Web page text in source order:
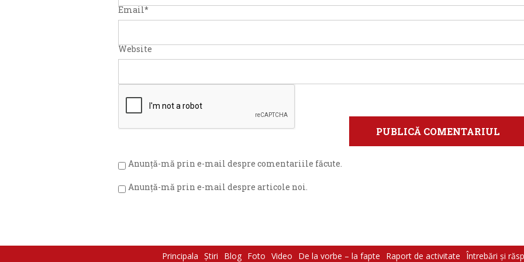
Email*
Website
Anunță-mă prin e-mail despre comentariile făcute.
Anunță-mă prin e-mail despre articole noi.
Principala Știri Blog Foto Video De la vorbe – la fapte Raport de activitate Întrebări şi